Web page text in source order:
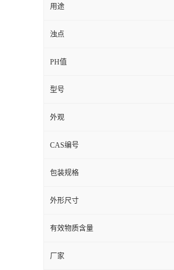
用途
浊点
PH值
型号
外观
CAS编号
包装规格
外形尺寸
有效物质含量
厂家